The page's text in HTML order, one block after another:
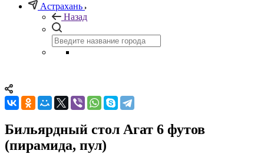
Астрахань
Назад
Бильярдный стол Агат 6 футов
(пирамида, пул)